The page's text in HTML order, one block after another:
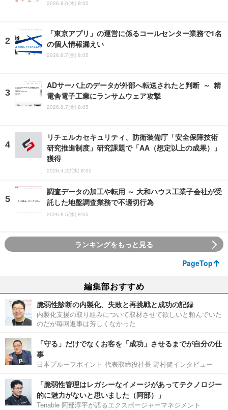
2026.8.6(木) 8:05
「東京アプリ」の運営に係るコールセンター業務で1名
の個人情報漏えい
2026.8.7(金) 8:05
ADサーバ上のデータが外部へ転送されたと判断 ～ 精
電舎電子工業にランサムウェア攻撃
2026.8.7(金) 8:05
リチェルカセキュリティ、防衛装備庁「安全保障技術
研究推進制度」研究課題で「AA（想定以上の成果）」
獲得
2026.4.22(水) 8:00
調査データの加工や転用 ～ 大和ハウス工業子会社が受
託した地盤調査業務で不適切行為
2026.8.5(水) 8:05
ランキングをもっと見る
PageTop
編集部おすすめ
脆弱性診断の内製化、失敗と再挑戦と成功の記録
内製化支援の取り組みについて取材させて欲しいと頼んでいた
のだが毎回返事は芳しくなかった
「守る」だけでなくお客を「成功」させるまでが自分の仕
事
日本プルーフポイント 代表取締役社長 野村健インタビュー
「脆弱性管理はレガシーなイメージがあってテクノロジー
的に魅力がないと思いました（阿部）」
Tenable 阿部淳平が語るエクスポージャーマネジメント